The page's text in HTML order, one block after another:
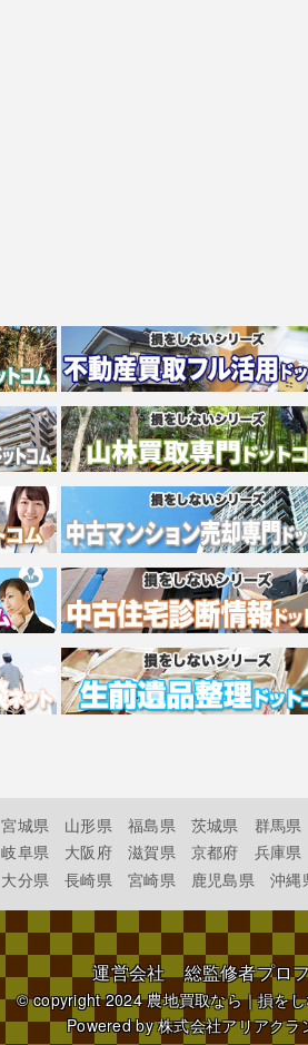
宮城県 山形県 福島県 茨城県 群馬県
岐阜県 大阪府 滋賀県 京都府 兵庫県
大分県 長崎県 宮崎県 鹿児島県 沖縄
運営会社 総監修者プロ
© copyright 2024農地買取なら｜損を
Powered by株式会社アリアクラ